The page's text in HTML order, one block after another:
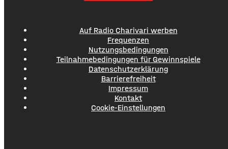
Auf Radio Charivari werben
Frequenzen
Nutzungsbedingungen
Teilnahmebedingungen für Gewinnspiele
Datenschutzerklärung
Barrierefreiheit
Impressum
Kontakt
Cookie-Einstellungen